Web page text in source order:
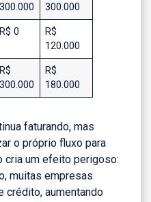
300.000
300.000
R$ 0
R$
120.000
R$
300.000
R$
180.000
faturando, mas
o próprio fluxo para
cria um efeito perigoso:
muitas empresas
crédito, aumentando